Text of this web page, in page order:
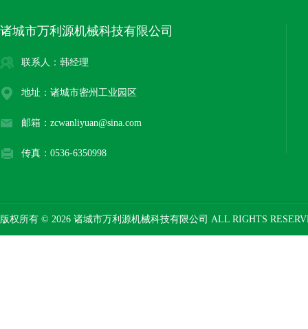
诸城市万利源机械科技有限公司
联系人：韩经理
地址：诸城市密州工业园区
邮箱：zcwanliyuan@sina.com
传真：0536-6350998
版权所有 © 2026 诸城市万利源机械科技有限公司 ALL RIGHTS